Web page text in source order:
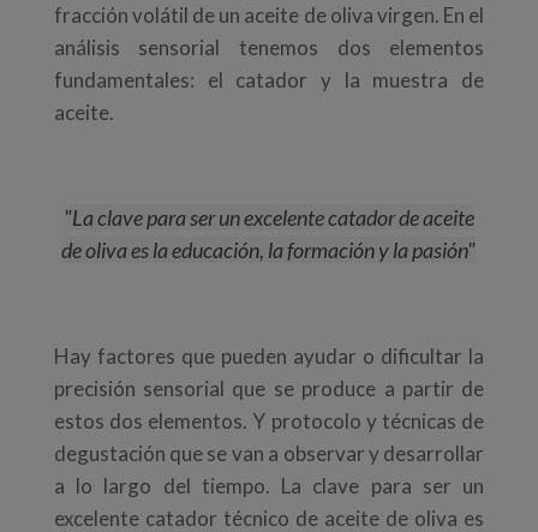
fracción volátil de un aceite de oliva virgen. En el
análisis sensorial tenemos dos elementos
fundamentales: el catador y la muestra de
aceite.
"La clave para ser un excelente catador de aceite
de oliva es la educación, la formación y la pasión"
Hay factores que pueden ayudar o dificultar la
precisión sensorial que se produce a partir de
estos dos elementos. Y protocolo y técnicas de
degustación que se van a observar y desarrollar
a lo largo del tiempo. La clave para ser un
excelente catador técnico de aceite de oliva es